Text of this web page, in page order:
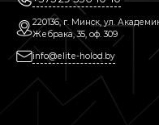
220136, г. Минск, ул.
Жебрака, 35, оф. 309
info@elite-holod.by